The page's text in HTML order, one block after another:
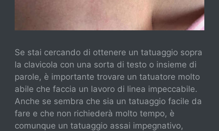
Se stai cercando di ottenere un tatuaggio sopra
la clavicola con una sorta di testo o insieme di
parole, è importante trovare un tatuatore molto
abile che faccia un lavoro di linea impeccabile.
Anche se sembra che sia un tatuaggio facile da
fare e che non richiederà molto tempo, è
comunque un tatuaggio assai impegnativo,